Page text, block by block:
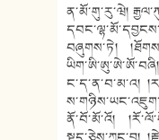
ན་མོ་གུ་རུ་ཝེ།
བཞུགས་ཏེ།
ང་ད་ན་བ་མ་འ།
ནོ་བོ་མོ་འོ།